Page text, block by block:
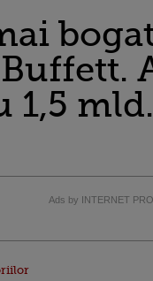
1,5
Ads by INTERNET